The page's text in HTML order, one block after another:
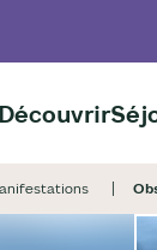
Découvrir